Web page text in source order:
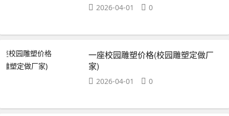
2026-04-01 0
一座校园雕塑价格(校园雕塑定做厂
家)
2026-04-01 0